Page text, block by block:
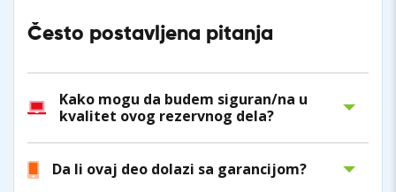
Često postavljena pitanja
Kako mogu da budem siguran/na u
kvalitet ovog rezervnog dela?
Da li ovaj deo dolazi sa garancijom?